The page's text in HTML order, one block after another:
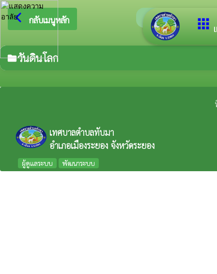
apps
arrow_back_ios กลับเมนูหลัก ยินดีต้
folderวันดินโลก
เทศบาลตำบลทับมา
อำเภอเมืองระยอง จังหวัดระยอง
ผู้ดูแลระบบ พัฒนาระบบ